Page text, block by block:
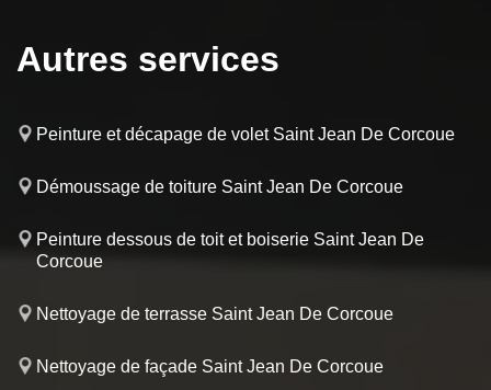
Autres services
Peinture et décapage de volet Saint Jean De Corcoue
Démoussage de toiture Saint Jean De Corcoue
Peinture dessous de toit et boiserie Saint Jean De
Corcoue
Nettoyage de terrasse Saint Jean De Corcoue
Nettoyage de façade Saint Jean De Corcoue